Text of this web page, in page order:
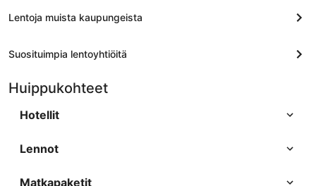
Lentoja muista kaupungeista
Suosituimpia lentoyhtiöitä
Huippukohteet
Hotellit
Lennot
Matkapaketit